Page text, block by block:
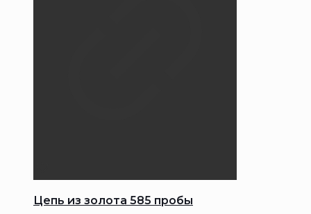
Цепь из золота 585 пробы